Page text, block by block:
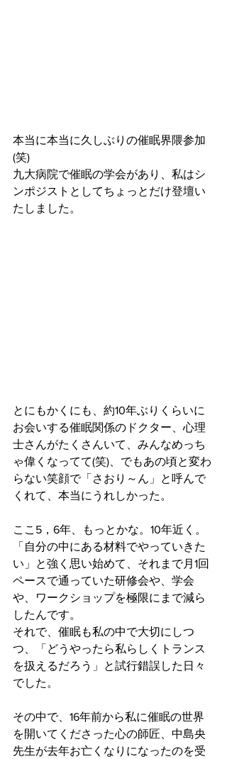
本当に本当に久しぶりの催眠界隈参加
(笑)
九大病院で催眠の学会があり、私はシ
ンポジストとしてちょっとだけ登壇い
たしました。
とにもかくにも、約10年ぶりくらいに
お会いする催眠関係のドクター、心理
士さんがたくさんいて、みんなめっち
ゃ偉くなってて(笑)、でもあの頃と変わ
らない笑顔で「さおり～ん」と呼んで
くれて、本当にうれしかった。
ここ5，6年、もっとかな。10年近く。
「自分の中にある材料でやっていきた
い」と強く思い始めて、それまで月1回
ペースで通っていた研修会や、学会
や、ワークショップを極限にまで減ら
したんです。
それで、催眠も私の中で大切にしつ
つ、「どうやったら私らしくトランス
を扱えるだろう」と試行錯誤した日々
でした。
その中で、16年前から私に催眠の世界
を開いてくださった心の師匠、中島央
先生が去年お亡くなりになったのを受